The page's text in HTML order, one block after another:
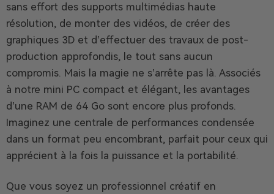
sans effort des supports multimédias haute
résolution, de monter des vidéos, de créer des
graphiques 3D et d’effectuer des travaux de post-
production approfondis, le tout sans aucun
compromis. Mais la magie ne s’arrête pas là. Associés
à notre mini PC compact et élégant, les avantages
d’une RAM de 64 Go sont encore plus profonds.
Imaginez une centrale de performances condensée
dans un format peu encombrant, parfait pour ceux qui
apprécient à la fois la puissance et la portabilité.
Que vous soyez un professionnel créatif en